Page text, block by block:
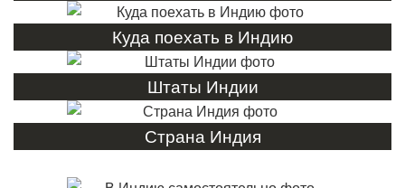
Куда поехать в Индию
Штаты Индии
Страна Индия